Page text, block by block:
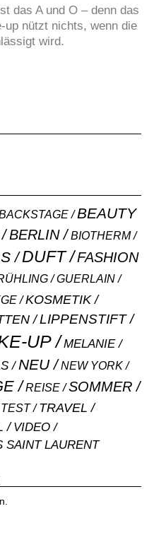
das A und O – denn das
up nützt nichts, wenn die
wird.
BEAUTY
BERLIN
BIOTHERM
DUFT
FASHION
GUERLAIN
KOSMETIK
LIPPENSTIFT
UP MELANIE
NEU NEW YORK
REISE SOMMER
TEST TRAVEL
VIDEO
SAINT LAURENT